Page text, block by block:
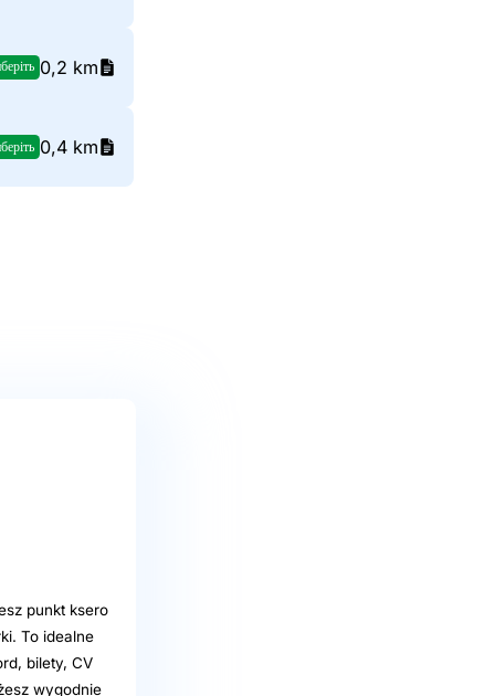
0,2 km
0,4 km
punkt ksero
To idealne
bilety, CV
wygodnie